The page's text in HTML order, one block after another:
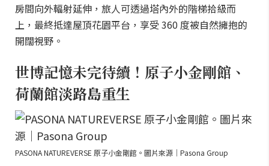
房間向外輻射延伸，旅人可透過塔內外的階梯拾級而
上，最終抵達屋頂花園平台，享受 360 度被自然擁抱的
開闊視野。
世博記憶未完待續！原子小金剛館、
荷蘭館淡路島重生
PASONA NATUREVERSE 原子小金剛館。圖片來源｜Pasona Group